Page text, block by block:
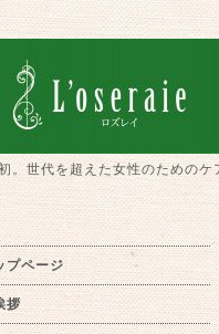
。世代を超えた女性のためのケ
プページ
拶